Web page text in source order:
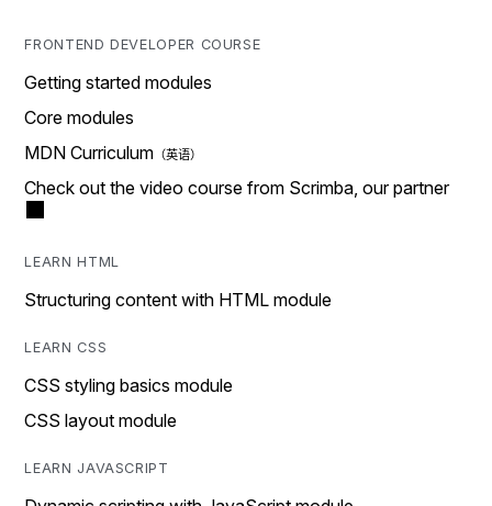
FRONTEND DEVELOPER COURSE
Getting started modules
Core modules
MDN Curriculum
Check out the video course from Scrimba, our partner
LEARN HTML
Structuring content with HTML module
LEARN CSS
CSS styling basics module
CSS layout module
LEARN JAVASCRIPT